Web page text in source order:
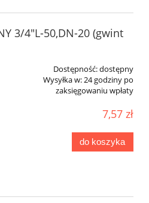
3/4"L-50,DN-20 (gwint
Dostępność:dostępny
Wysyłka w: 24 godziny po
zaksięgowaniu wpłaty
7,57 zł
do koszyka